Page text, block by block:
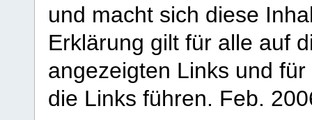
und macht sich diese
Erklärung gilt für alle auf
angezeigten Links und
die Links führen. Feb.